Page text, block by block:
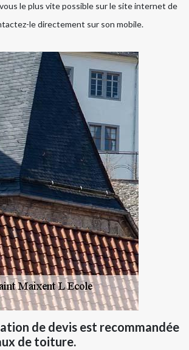
le plus vite possible sur le site internet de
le directement sur son mobile.
de devis est recommandée
de toiture.